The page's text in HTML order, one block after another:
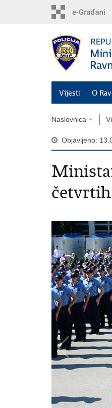
Vijesti O
Naslovnica
Objavljeno:
četvrtih